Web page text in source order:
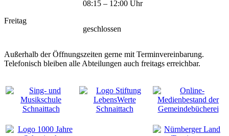
08:15 – 12:00 Uhr
Freitag
geschlossen
Außerhalb der Öffnungszeiten gerne mit Terminvereinbarung.
Telefonisch bleiben alle Abteilungen auch freitags erreichbar.